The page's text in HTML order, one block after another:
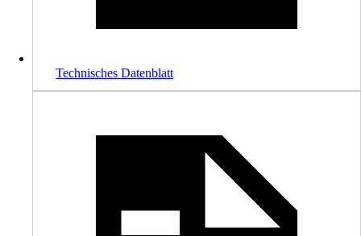
Technisches Datenblatt